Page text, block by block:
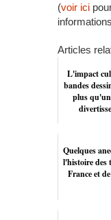
(voir ici
Articles
L'impact
bandes
plus
Quelques
l'histoire des
France et